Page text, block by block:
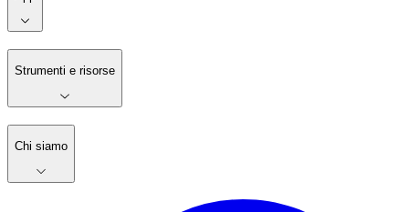
Strumenti e risorse
Chi siamo